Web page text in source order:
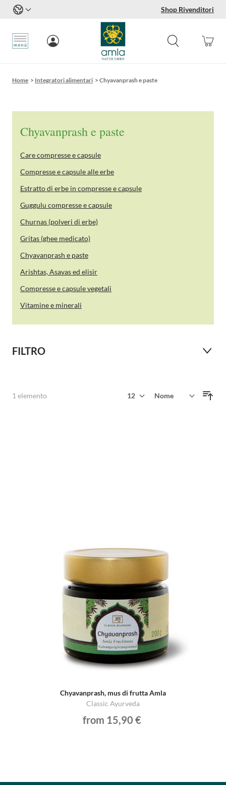
Shop Rivenditori
Home > Integratori alimentari > Chyavanprash e paste
Chyavanprash e paste
Care compresse e capsule
Compresse e capsule alle erbe
Estratto di erbe in compresse e capsule
Guggulu compresse e capsule
Churnas (polveri di erbe)
Gritas (ghee medicato)
Chyavanprash e paste
Arishtas, Asavas ed elisir
Compresse e capsule vegetali
Vitamine e minerali
FILTRO
1 elemento
Ordina per
Chyavanprash, mus di frutta Amla
Classic Ayurveda
from 15,90 €